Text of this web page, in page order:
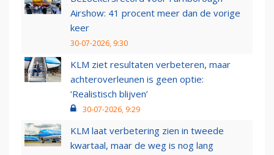
Airshow: 41 procent meer dan de vorige
keer
30-07-2026, 9:30
KLM ziet resultaten verbeteren, maar
achteroverleunen is geen optie:
‘Realistisch blijven’
30-07-2026, 9:29
KLM laat verbetering zien in tweede
kwartaal, maar de weg is nog lang